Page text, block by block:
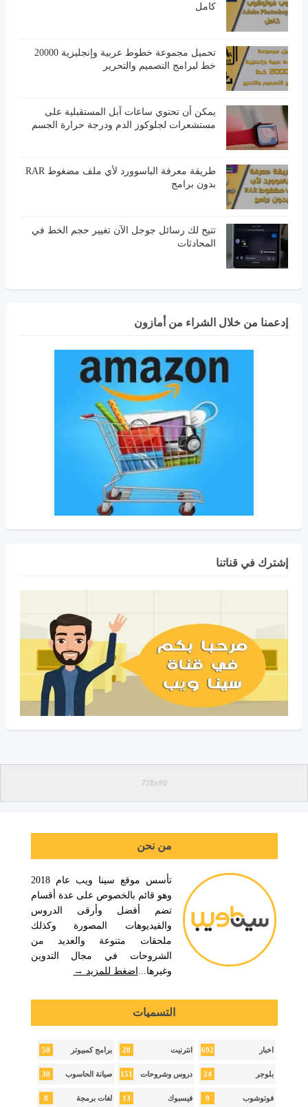
كامل
تحميل مجموعة خطوط عربية وإنجليزية 20000
خط لبرامج التصميم والتحرير
يمكن أن تحتوي ساعات آبل المستقبلية على
مستشعرات لجلوكوز الدم ودرجة حرارة الجسم
طريقة معرفة الباسوورد لأي ملف مضغوط RAR
بدون برامج
تتيح لك رسائل جوجل الآن تغيير حجم الخط في
المحادثات
إدعمنا من خلال الشراء من أمازون
إشترك في قناتنا
من نحن
تأسس موقع سينا ويب عام 2018
وهو قائم بالخصوص على عدة أقسام
تضم أفضل وأرقى الدروس
والفيديوهات المصورة وكذلك
ملحقات متنوعة والعديد من
الشروحات في مجال التدوين
وغيرها... اضغط للمزيد →
التسميات
اخبار 692 انترنيت 20 برامج كمبيوتر 50
بلوجر 24 دروس وشروحات 151 صيانة الحاسوب 30
فوتوشوب 9 فيسبوك 13 لغات برمجة 8